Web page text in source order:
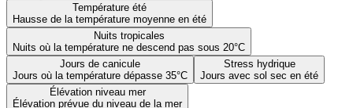
Température été
Hausse de la température moyenne en été
Nuits tropicales
Nuits où la température ne descend pas sous 20°C
Jours de canicule
Jours où la température dépasse 35°C
Stress hydrique
Jours avec sol sec en été
Élévation niveau mer
Élévation prévue du niveau de la mer